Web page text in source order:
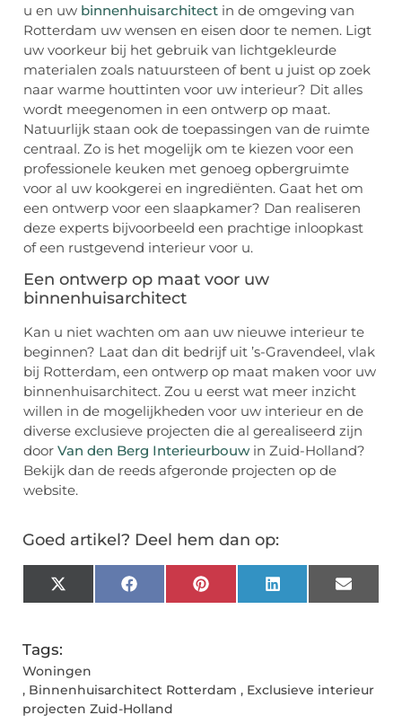
u en uw binnenhuisarchitect in de omgeving van
Rotterdam uw wensen en eisen door te nemen. Ligt
uw voorkeur bij het gebruik van lichtgekleurde
materialen zoals natuursteen of bent u juist op zoek
naar warme houttinten voor uw interieur? Dit alles
wordt meegenomen in een ontwerp op maat.
Natuurlijk staan ook de toepassingen van de ruimte
centraal. Zo is het mogelijk om te kiezen voor een
professionele keuken met genoeg opbergruimte
voor al uw kookgerei en ingrediënten. Gaat het om
een ontwerp voor een slaapkamer? Dan realiseren
deze experts bijvoorbeeld een prachtige inloopkast
of een rustgevend interieur voor u.
Een ontwerp op maat voor uw
binnenhuisarchitect
Kan u niet wachten om aan uw nieuwe interieur te
beginnen? Laat dan dit bedrijf uit ’s-Gravendeel, vlak
bij Rotterdam, een ontwerp op maat maken voor uw
binnenhuisarchitect. Zou u eerst wat meer inzicht
willen in de mogelijkheden voor uw interieur en de
diverse exclusieve projecten die al gerealiseerd zijn
door Van den Berg Interieurbouwin Zuid-Holland?
Bekijk dan de reeds afgeronde projecten op de
website.
Goed artikel? Deel hem dan op:
X
(Twitter)
FacebookPinterestLinkedInEmail
Tags:
Woningen
, Binnenhuisarchitect Rotterdam , Exclusieve interieur
projecten Zuid-Holland